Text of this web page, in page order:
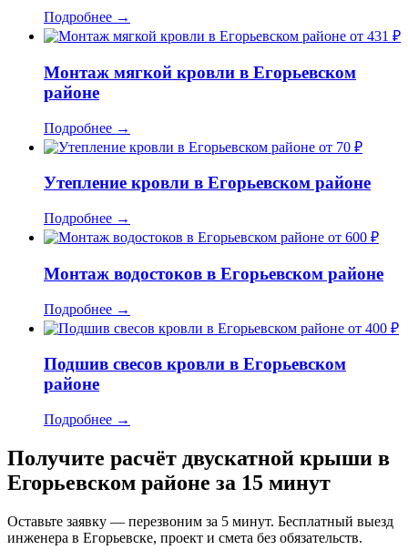
Подробнее →
от 431 ₽
Монтаж мягкой кровли в Егорьевском
районе
Подробнее →
от 70 ₽
Утепление кровли в Егорьевском районе
Подробнее →
от 600 ₽
Монтаж водостоков в Егорьевском районе
Подробнее →
от 400 ₽
Подшив свесов кровли в Егорьевском
районе
Подробнее →
Получите расчёт двускатной крыши в
Егорьевском районе за 15 минут
Оставьте заявку — перезвоним за 5 минут. Бесплатный выезд
инженера в Егорьевске, проект и смета без обязательств.